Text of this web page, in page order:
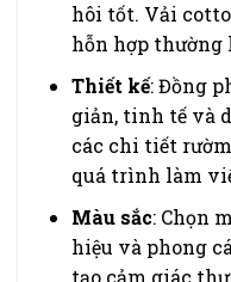
hôi tốt. Vải
hỗn hợp thường
Thiết kế: Đồng
giản, tinh tế và
các chi tiết
quá trình làm
Màu sắc: Chọn
hiệu và phong
tạo cảm giác